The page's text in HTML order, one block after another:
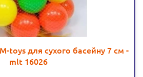
M-toys для сухого басейну 7 см -
mlt 16026